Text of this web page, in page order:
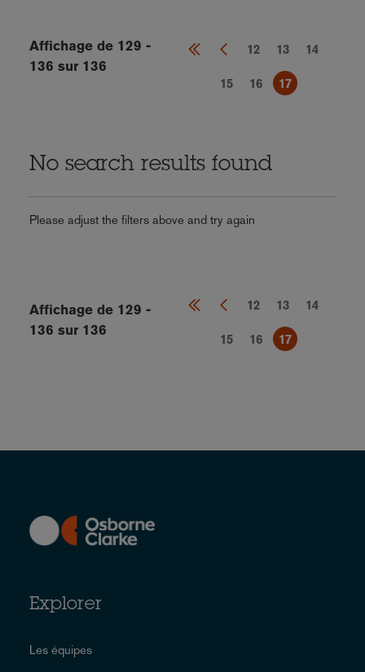
Affichage de 129 -
136 sur 136
12 13 14
15 16 17
No search results found
Please adjust the filters above and try again
Affichage de 129 -
136 sur 136
12 13 14
15 16 17
Explorer
Les équipes